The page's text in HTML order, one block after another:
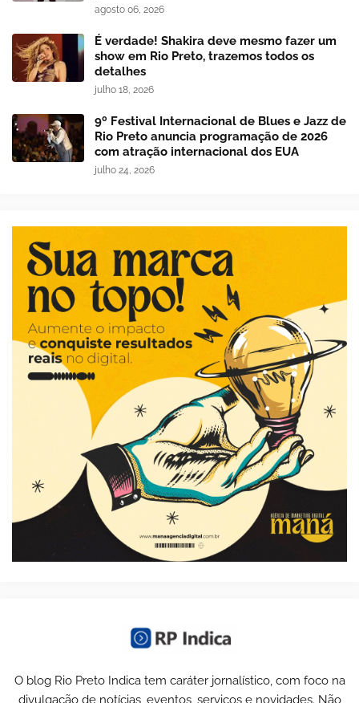
agosto 06, 2026
É verdade! Shakira deve mesmo fazer um
show em Rio Preto, trazemos todos os
detalhes
julho 18, 2026
9º Festival Internacional de Blues e Jazz de
Rio Preto anuncia programação de 2026
com atração internacional dos EUA
julho 24, 2026
O blog Rio Preto Indica tem caráter jornalístico, com foco na
divulgação de notícias, eventos, serviços e novidades. Não